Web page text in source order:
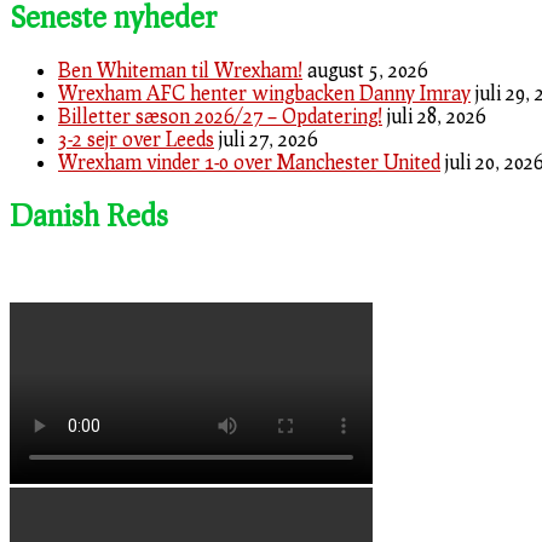
Seneste nyheder
Ben Whiteman til Wrexham! august 5, 2026
Wrexham AFC henter wingbacken Danny Imray juli 29,
Billetter sæson 2026/27 – Opdatering! juli 28, 2026
3-2 sejr over Leeds juli 27, 2026
Wrexham vinder 1-0 over Manchester United juli 20, 2026
Danish Reds